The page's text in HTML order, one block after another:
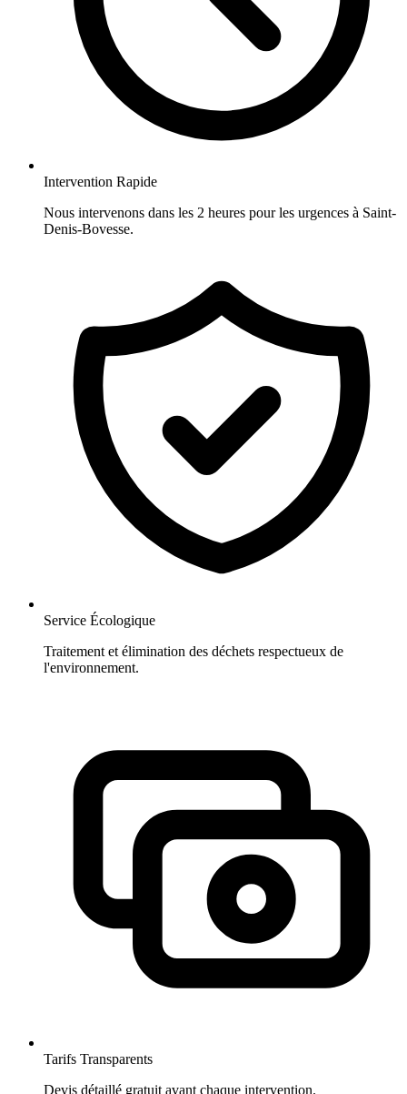
Intervention Rapide
Nous intervenons dans les 2 heures pour les urgences à Saint-
Denis-Bovesse.
Service Écologique
Traitement et élimination des déchets respectueux de
l'environnement.
Tarifs Transparents
Devis détaillé gratuit avant chaque intervention.